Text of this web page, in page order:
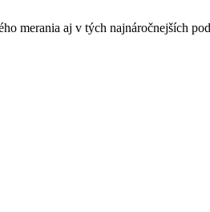
merania aj v tých najnáročnejších